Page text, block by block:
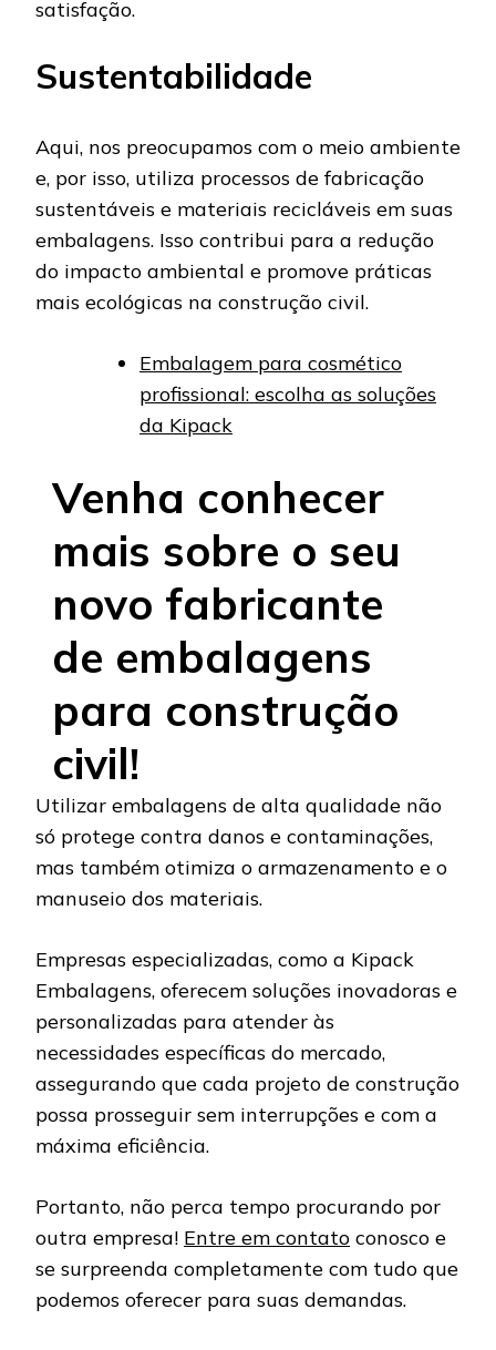
satisfação.
Sustentabilidade
Aqui, nos preocupamos com o meio ambiente
e, por isso, utiliza processos de fabricação
sustentáveis e materiais recicláveis em suas
embalagens. Isso contribui para a redução
do impacto ambiental e promove práticas
mais ecológicas na construção civil.
Embalagem para cosmético
profissional: escolha as soluções
da Kipack
Venha conhecer
mais sobre o seu
novo fabricante
de embalagens
para construção
civil!
Utilizar embalagens de alta qualidade não
só protege contra danos e contaminações,
mas também otimiza o armazenamento e o
manuseio dos materiais.
Empresas especializadas, como a Kipack
Embalagens, oferecem soluções inovadoras e
personalizadas para atender às
necessidades específicas do mercado,
assegurando que cada projeto de construção
possa prosseguir sem interrupções e com a
máxima eficiência.
Portanto, não perca tempo procurando por
outra empresa! Entre em contato conosco e
se surpreenda completamente com tudo que
podemos oferecer para suas demandas.